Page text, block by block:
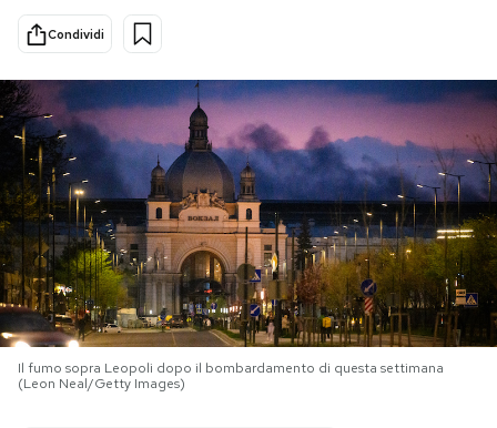
Sport
PODCAST
NEWSLETTER
I MIEI PREFERITI
Condividi
Il fumo sopra Leopoli dopo il bombardamento di questa settimana
(Leon Neal/Getty Images)